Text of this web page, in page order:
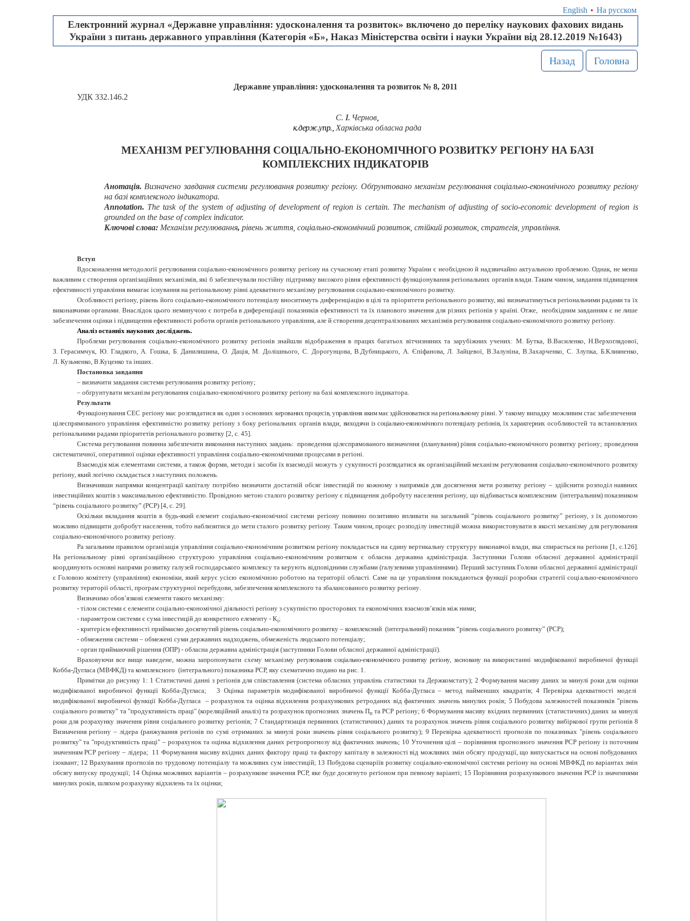
English • На русском
Електронний журнал «Державне управління: удосконалення та розвиток» включено до переліку наукових фахових видань
України з питань державного управління (Категорія «Б», Наказ Міністерства освіти і науки України від 28.12.2019 №1643)
Назад Головна
Державне управління: удосконалення та розвиток № 8, 2011
УДК 332.146.2
С. І. Чернов
к.держ.упр., Харківська обласна рада
МЕХАНІЗМ РЕГУЛЮВАННЯ СОЦІАЛЬНО-ЕКОНОМІЧНОГО РОЗВИТКУ РЕГІОНУ НА БАЗІ
КОМПЛЕКСНИХ ІНДИКАТОРІВ
Анотація. Визначено завдання системи регулювання розвитку регіону. Обґрунтовано механізм регулювання соціально-економічного розвитку регіону
на базі комплексного індикатора.
Annotation. The task of the system of adjusting of development of region is certain. The mechanism of adjusting of socio-economic development of region is
grounded on the base of complex indicator.
Ключові слова: Механізм регулювання, рівень життя,соціально-економічний розвиток, стійкий розвиток, стратегія, управління.
Вступ
Вдосконалення методології регулювання соціально-економічного розвитку регіону на сучасному етапі розвитку України є необхідною й надзвичайно актуальною проблемою. Однак, не менш
важливим є створення організаційних механізмів, які б забезпечували постійну підтримку високого рівня ефективності функціонування регіональних органів влади. Таким чином, завдання підвищення
ефективності управління вимагає існування на регіональному рівні адекватного механізму регулювання соціально-економічного розвитку.
Особливості регіону, рівень його соціально-економічного потенціалу вноситимуть диференціацію в цілі та пріоритети регіонального розвитку, які визначатимуться регіональними радами та їх
виконавчими органами. Внаслідок цього неминучою є потреба в диференціації показників ефективності та їх планового значення для різних регіонів у країні. Отже, необхідним завданням є не лише
забезпечення оцінки і підвищення ефективності роботи органів регіонального управління, але й створення децентралізованих механізмів регулювання соціально-економічного розвитку регіону.
Аналіз останніх наукових досліджень.
Проблеми регулювання соціально-економічного розвитку регіонів знайшли відображення в працях багатьох вітчизняних та зарубіжних учених: М. Бутка, В.Василенко, Н.Верхоглядової,
З. Герасимчук, Ю. Гладкого, А. Гошка, Б. Данилишина, О. Дація, М. Долішнього, С. Дорогунцова, В.Дубницького, А. Єпіфанова, Л. Зайцевої, В.Залуніна, В.Захарченко, С. Злупка, Б.Клияненко,
Л. Кузьменко, В.Куценко та інших.
Постановка завдання
– визначити завдання системи регулювання розвитку регіону;
– обгрунтувати механізм регулювання соціально-економічного розвитку регіону на базі комплексного індикатора.
Результати
Функціонування СЕС регіону має розглядатися як один з основних керованих процесів, управління яким має здійснюватися на регіональномурівні. У такому випадку можливим стає забезпечення
цілеспрямованого управління ефективністю розвитку регіону з боку регіональних органів влади, виходячи із соціально-економічного потенціалу регіонів, їх характернихособливостей та встановлених
регіональними радами пріоритетів регіонального розвитку [2, c. 45].
Система регулювання повинна забезпечити виконання наступних завдань: проведення цілеспрямованого визначення (планування) рівня соціально-економічного розвитку регіону; проведення
систематичної, оперативної оцінки ефективності управління соціально-економічними процесами в регіоні.
Взаємодія між елементами системи, а також форми, методи і засоби їх взаємодії можуть у сукупності розглядатися як організаційний механізм регулювання соціально-економічного розвитку
регіону, який логічно складається з наступних положень.
Визначивши напрямки концентрації капіталу потрібно визначити достатній обсяг інвестицій по кожному з напрямків для досягнення мети розвитку регіону – здійснити розподіл наявних
інвестиційних коштів з максимальною ефективністю. Провідною метою сталого розвитку регіону є підвищення добробуту населення регіону, що відбивається комплексним (інтегральним) показником
“рівень соціального розвитку” (РСР)[4, c. 29].
Оскільки вкладання коштів в будь-який елемент соціально-економічної системи регіону повинно позитивно впливати на загальний “рівень соціального розвитку” регіону, з їх допомогою
можливо підвищити добробут населення, тобто наблизитися до мети сталого розвитку регіону. Таким чином, процес розподілу інвестицій можна використовувати в якості механізму для регулювання
соціально-економічного розвитку регіону.
Pа загальним правилом організація управління соціально-економічним розвитком регіону покладається на єдину вертикальну структуру виконавчої влади, яка спирається на регіони [1, с.126].
На регіональному рівні організаційною структурою управління соціально-економічним розвитком є обласна державна адміністрація. Заступники Голови обласної державної адміністрації
координують основні напрями розвитку галузей господарського комплексу та керують відповідними службами (галузевими управліннями). Перший заступник Голови обласної державної адміністрації
є Головою комітету (управління) економіки, який керує усією економічною роботою на території області. Саме на це управління покладаються функції розробки стратегії соціально-економічного
розвитку території області, програм структурної перебудови, забезпечення комплексного та збалансованого розвитку регіону.
Визначимо обов’язкові елементи такого механізму:
- тілом системи є елементи соціально-економічної діяльності регіону з сукупністю просторових та економічних взаємозв’язків між ними;
- параметром системи є сума інвестицій до конкретного елементу - Кi;
- критерієм ефективності приймаємо досягнутий рівень соціально-економічного розвитку – комплексний (інтегральний) показник “рівень соціального розвитку” (РСР);
- обмеження системи – обмежені суми державних надходжень, обмеженість людського потенціалу;
- орган приймаючий рішення (ОПР) - обласна державна адміністрація (заступники Голови обласної державної адміністрації).
Враховуючи все вище наведене, можна запропонувати схему механізмурегулювання соціально-економічного розвитку регіону, засновану навикористанні модифікованої виробничої функції
Кобба-Дугласа (МВФКД) та комплексного (інтегрального) показника РСР, яку схематично подано на рис. 1.
Примітки до рисунку 1: 1 Статистичні данні з регіонів для співставлення (система обласних управлінь статистики та Держкомстату); 2 Формування масиву даних за минулі роки для оцінки
модифікованої виробничої функції Кобба-Дугласа; 3 Оцінка параметрів модифікованої виробничої функції Кобба-Дугласа – метод найменших квадратів; 4 Перевірка адекватності моделі
модифікованої виробничої функції Кобба-Дугласа – розрахунок та оцінка відхилення розрахункових ретроданих від фактичних значень минулих років; 5 Побудова залежностей показників "рівень
соціального розвитку" та "продуктивність праці" (кореляційний аналіз) та розрахунок прогнозних значень Пп та РСР регіону; 6 Формування масиву вхідних первинних (статистичних) даних за минулі
роки для розрахунку значення рівня соціального розвитку регіонів; 7 Стандартизація первинних (статистичних) даних та розрахунок значень рівня соціального розвитку вибіркової групи регіонів 8
Визначення регіону – лідера (ранжування регіонів по сумі отриманих за минулі роки значень рівня соціального розвитку); 9 Перевірка адекватності прогнозів по показниках "рівень соціального
розвитку" та "продуктивність праці" – розрахунок та оцінка відхилення даних ретропрогнозу від фактичних значень; 10 Уточнення цілі – порівняння прогнозного значення РСР регіону із поточним
значенням РСР регіону – лідера; 11 Формування масиву вхідних даних фактору праці та фактору капіталу в залежності від можливих змін обсягу продукції, що випускається на основі побудованих
ізоквант; 12 Врахування прогнозів по трудовому потенціалу та можливих сум інвестицій; 13 Побудова сценаріїв розвитку соціально-економічної системи регіону на основі МВФКД по варіантах змін
обсягу випуску продукції; 14 Оцінка можливих варіантів – розрахункове значення РСР, яке буде досягнуто регіоном при певному варіанті; 15 Порівняння розрахункового значення РСР із значеннями
минулих років, шляхом розрахунку відхилень та їх оцінки;